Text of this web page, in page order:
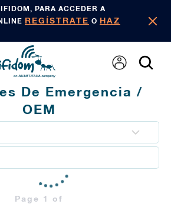
PARA ACCEDER A
REGÍSTRATE O HAZ
De Emergencia /
OEM
Page 1 of